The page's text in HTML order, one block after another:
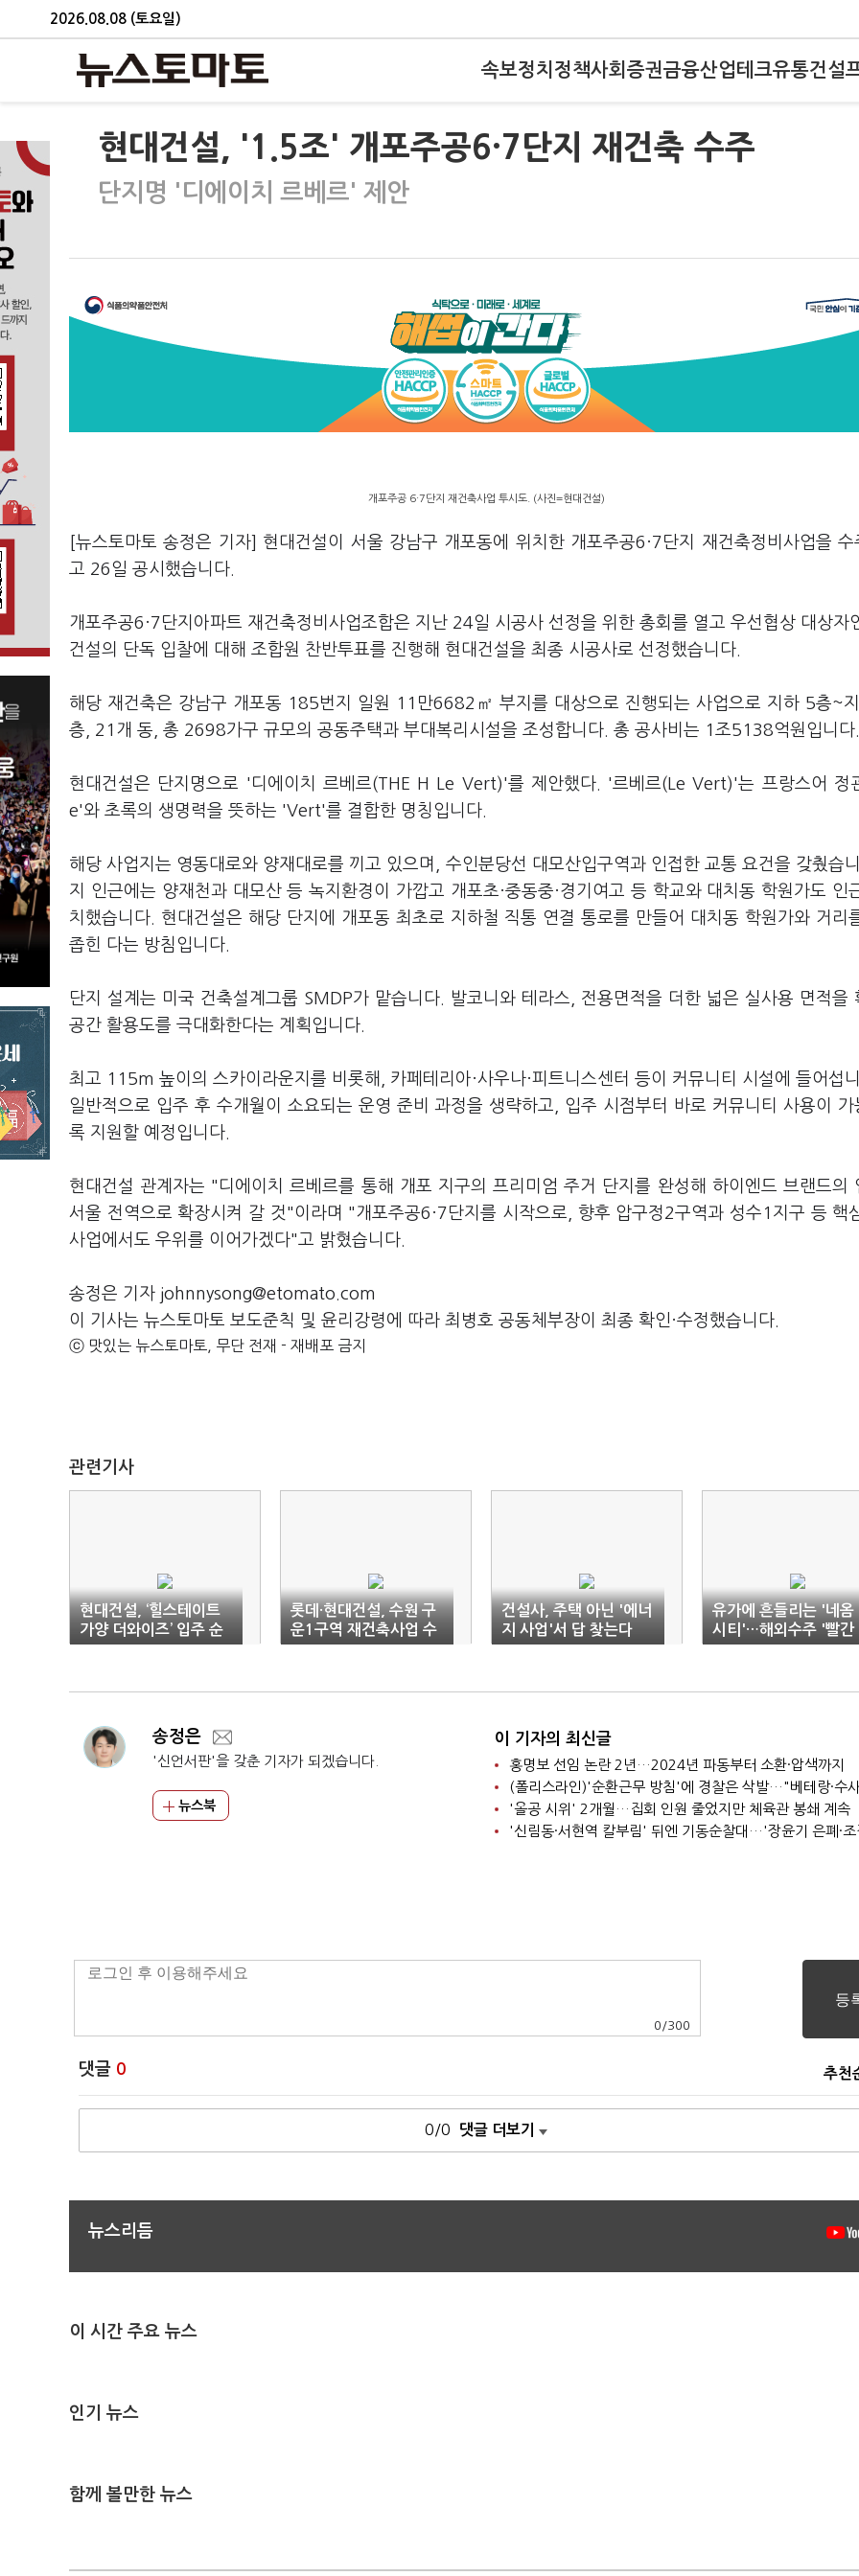
2026.08.08 (토요일)
속보정치 정책사회 증권금융산업테크유통건설
현대건설, '1.5조' 개포주공6·7단지 재건축 수주
단지명 '디에이치 르베르' 제안
개포주공 6·7단지 재건축사업 투시도. (사진=현대건설)
[뉴스토마토 송정은 기자] 현대건설이 서울 강남구 개포동에 위치한 개포주공6·7단지 재건축정비사업을 수
고 26일 공시했습니다.
개포주공6·7단지아파트 재건축정비사업조합은 지난 24일 시공사 선정을 위한 총회를 열고 우선협상 대상자
건설의 단독 입찰에 대해 조합원 찬반투표를 진행해 현대건설을 최종 시공사로 선정했습니다.
해당 재건축은 강남구 개포동 185번지 일원 11만6682㎡ 부지를 대상으로 진행되는 사업으로 지하 5층~
층, 21개 동, 총 2698가구 규모의 공동주택과 부대복리시설을 조성합니다. 총 공사비는 1조5138억원입니다.
현대건설은 단지명으로 '디에이치 르베르(THE H Le Vert)'를 제안했다. '르베르(Le Vert)'는 프랑스어 정
e'와 초록의 생명력을 뜻하는 'Vert'를 결합한 명칭입니다.
해당 사업지는 영동대로와 양재대로를 끼고 있으며, 수인분당선 대모산입구역과 인접한 교통 요건을 갖췄습
지 인근에는 양재천과 대모산 등 녹지환경이 가깝고 개포초·중동중·경기여고 등 학교와 대치동 학원가도 인
치했습니다. 현대건설은 해당 단지에 개포동 최초로 지하철 직통 연결 통로를 만들어 대치동 학원가와 거리
좁힌 다는 방침입니다.
단지 설계는 미국 건축설계그룹 SMDP가 맡습니다. 발코니와 테라스, 전용면적을 더한 넓은 실사용 면적을
공간 활용도를 극대화한다는 계획입니다.
최고 115m 높이의 스카이라운지를 비롯해, 카페테리아·사우나·피트니스센터 등이 커뮤니티 시설에 들어섭
일반적으로 입주 후 수개월이 소요되는 운영 준비 과정을 생략하고, 입주 시점부터 바로 커뮤니티 사용이 가
록 지원할 예정입니다.
현대건설 관계자는 "디에이치 르베르를 통해 개포 지구의 프리미엄 주거 단지를 완성해 하이엔드 브랜드의
서울 전역으로 확장시켜 갈 것"이라며 "개포주공6·7단지를 시작으로, 향후 압구정2구역과 성수1지구 등 핵
사업에서도 우위를 이어가겠다"고 밝혔습니다.
송정은 기자 johnnysong@etomato.com
이 기사는 뉴스토마토 보도준칙 및 윤리강령에 따라 최병호 공동체부장이 최종 확인·수정했습니다.
ⓒ 맛있는 뉴스토마토, 무단 전재 - 재배포 금지
관련기사
현대건설, ‘힐스테이트
가양 더와이즈’ 입주 순
항
롯데·현대건설, 수원 구
운1구역 재건축사업 수
주
건설사, 주택 아닌 '에너
지 사업'서 답 찾는다
유가에 흔들리는 '네옴
시티'…해외수주 '빨간
불'
송정은
'신언서판'을 갖춘 기자가 되겠습니다.
뉴스북
이 기자의 최신글
홍명보 선임 논란 2년…2024년 파동부터 소환·압색까지
'올공 시위' 2개월…집회 인원 줄었지만 체육관 봉쇄 계속
0 /300
댓글 0 추천
0/0 댓글 더보기
뉴스리듬
이 시간 주요 뉴스
인기 뉴스
함께 볼만한 뉴스